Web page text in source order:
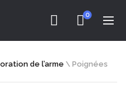
0
de l’arme\ Poignées